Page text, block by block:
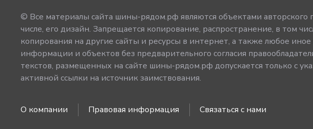
© Все материалы сайта шины-рядом.рф являются объектами авторского
числе, его дизайн. Запрещается копирование, распространение, в том
копирования на другие сайты и ресурсы в интернет, а также любое иное
информации и объектов без предварительного согласия
текстов, размещенных на сайте шины-рядом.рф допускается только с
активной ссылки на источник заимствования.
О компании Правовая информация Связаться с нами